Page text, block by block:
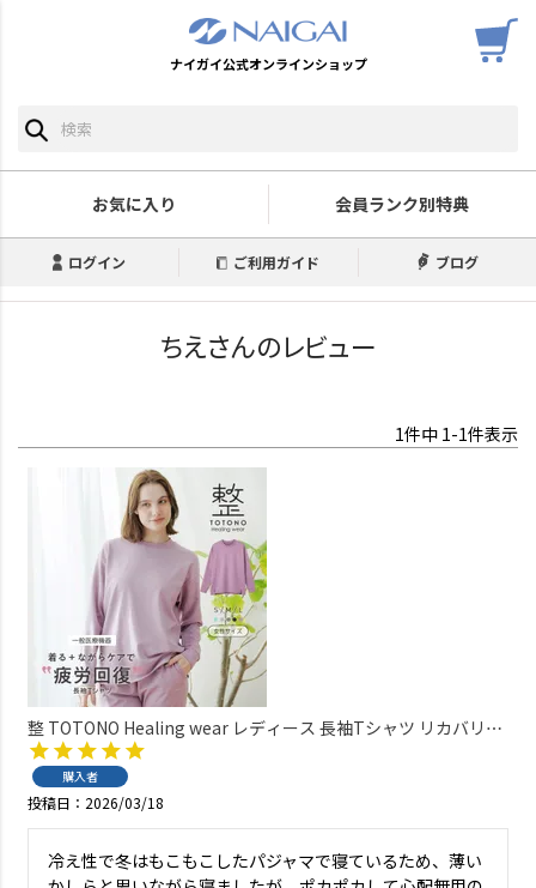
ナイガイ公式オンラインショップ
お気に入り 会員ランク別特典
ログイン ご利用ガイド ブログ
ちえさんのレビュー
1件中 1-1件表示
整 TOTONO Healing wear レディース 長袖Tシャツ リカバリー
ウェア 疲労回復 遠赤外線 血行促進 一般医療機器 TERAX
TECHNOLOGY（テラックス テクノロジー） 73210001
購入者
投稿日 2026/03/18
冷え性で冬はもこもこしたパジャマで寝ているため、薄い